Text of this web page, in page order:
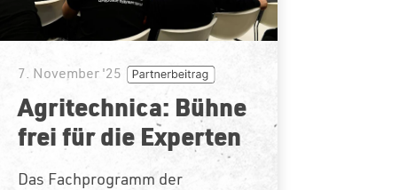
7. November '25
Agritechnica: Bühne
frei für die Experten
Das Fachprogramm der